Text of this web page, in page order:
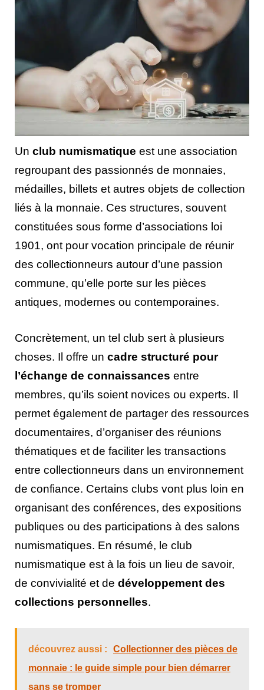
Un club numismatique est une association
regroupant des passionnés de monnaies,
médailles, billets et autres objets de collection
liés à la monnaie. Ces structures, souvent
constituées sous forme d’associations loi
1901, ont pour vocation principale de réunir
des collectionneurs autour d’une passion
commune, qu’elle porte sur les pièces
antiques, modernes ou contemporaines.
Concrètement, un tel club sert à plusieurs
choses. Il offre un cadre structuré pour
l’échange de connaissances entre
membres, qu’ils soient novices ou experts. Il
permet également de partager des ressources
documentaires, d’organiser des réunions
thématiques et de faciliter les transactions
entre collectionneurs dans un environnement
de confiance. Certains clubs vont plus loin en
organisant des conférences, des expositions
publiques ou des participations à des salons
numismatiques. En résumé, le club
numismatique est à la fois un lieu de savoir,
de convivialité et de développement des
collections personnelles.
découvrez aussi :
Collectionner des pièces de
monnaie : le guide simple pour bien démarrer
sans se tromper